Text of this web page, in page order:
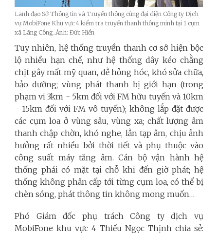
Lãnh đạo Sở Thông tin và Truyền thông cùng đại diện Công ty Dịch
vụ MobiFone Khu vực 4 kiểm tra truyền thanh thông minh tại 1 cụm
xã Lãng Công_Ảnh: Đức Hiền
Tuy nhiên, hệ thống truyền thanh cơ sở hiện bộc
lộ nhiều hạn chế, như hệ thống dây kéo chằng
chịt gây mất mỹ quan, dễ hỏng hóc, khó sửa chữa,
bảo dưỡng; vùng phát thanh bị giới hạn (trong
phạm vi 3km - 5km đối với FM hữu tuyến và 10km
- 15km đối với FM vô tuyến); không lắp đặt được
các cụm loa ở vùng sâu, vùng xa; chất lượng âm
thanh chập chờn, khó nghe, lẫn tạp âm, chịu ảnh
hưởng rất nhiều bởi thời tiết và phụ thuộc vào
công suất máy tăng âm. Cán bộ vận hành hệ
thống phải có mặt tại chỗ khi đến giờ phát; hệ
thống không phân cấp tới từng cụm loa, có thể bị
chèn sóng, phát thông tin không mong muốn…
Phó Giám đốc phụ trách Công ty dịch vụ
MobiFone khu vực 4 Thiều Ngọc Thịnh chia sẻ: